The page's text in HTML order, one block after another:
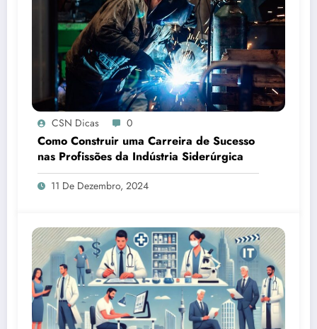
CSN Dicas 0
Como Construir uma Carreira de Sucesso
nas Profissões da Indústria Siderúrgica
11 De Dezembro, 2024